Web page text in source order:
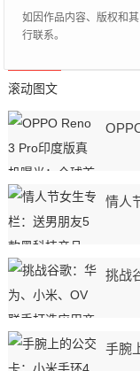
如因作品内容、版权和
行联系。
滚动图文
情人
挑战
手腕